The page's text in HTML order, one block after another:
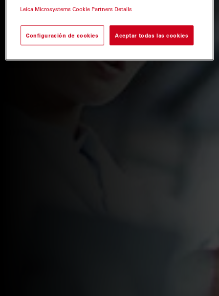
Leica Microsystems Cookie Partners Details
Configuración de cookies Aceptar todas las cookies